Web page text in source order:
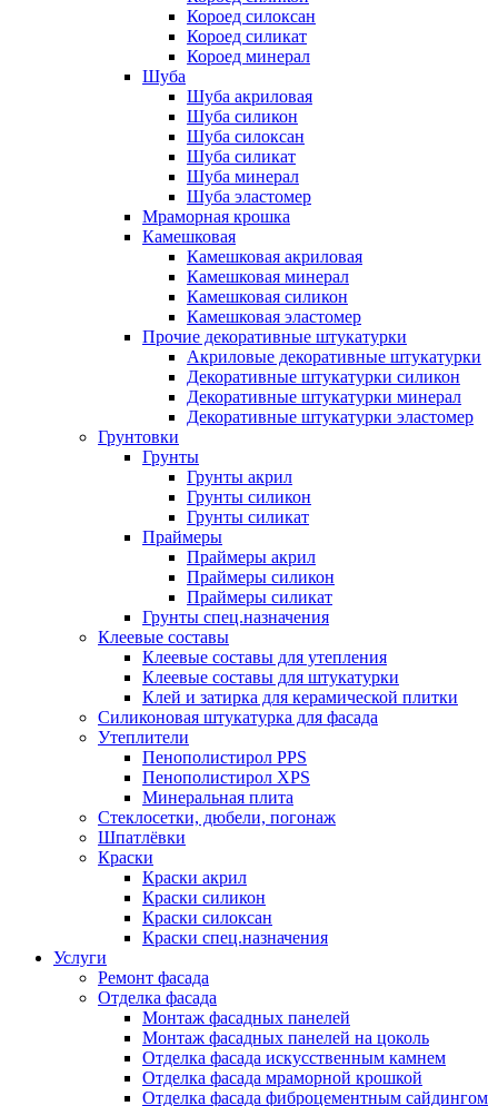
Короед силоксан
Короед силикат
Короед минерал
Шуба
Шуба акриловая
Шуба силикон
Шуба силоксан
Шуба силикат
Шуба минерал
Шуба эластомер
Мраморная крошка
Камешковая
Камешковая акриловая
Камешковая минерал
Камешковая силикон
Камешковая эластомер
Прочие декоративные штукатурки
Акриловые декоративные штукатурки
Декоративные штукатурки силикон
Декоративные штукатурки минерал
Декоративные штукатурки эластомер
Грунтовки
Грунты
Грунты акрил
Грунты силикон
Грунты силикат
Праймеры
Праймеры акрил
Праймеры силикон
Праймеры силикат
Грунты спец.назначения
Клеевые составы
Клеевые составы для утепления
Клеевые составы для штукатурки
Клей и затирка для керамической плитки
Силиконовая штукатурка для фасада
Утеплители
Пенополистирол PPS
Пенополистирол XPS
Минеральная плита
Стеклосетки, дюбели, погонаж
Шпатлёвки
Краски
Краски акрил
Краски силикон
Краски силоксан
Краски спец.назначения
Услуги
Ремонт фасада
Отделка фасада
Монтаж фасадных панелей
Монтаж фасадных панелей на цоколь
Отделка фасада искусственным камнем
Отделка фасада мраморной крошкой
Отделка фасада фиброцементным сайдингом